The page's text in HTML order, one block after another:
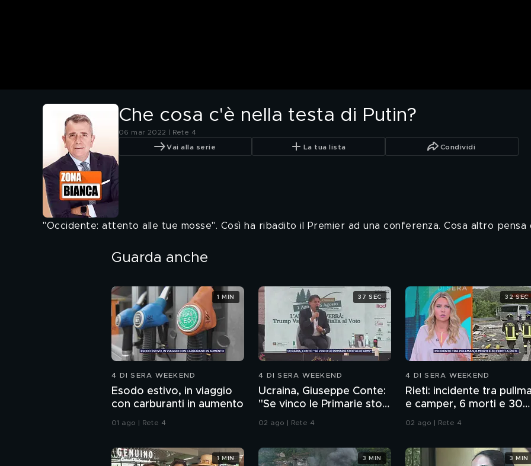
Che cosa c'è nella testa di Putin?
06 mar 2022 | Rete 4
Vai alla serie La tua lista Condividi
"Occidente: attento alle tue mosse". Così ha ribadito il Premier ad una conferenza. Cosa altro pensa
Guarda anche
4 DI SERA WEEKEND
Esodo estivo, in viaggio
con carburanti in aumento
01 ago | Rete 4
1 MIN
4 DI SERA WEEKEND
Ucraina, Giuseppe Conte:
"Se vinco le Primarie stop
alle armi"
02 ago | Rete 4
37 SEC
4 DI SERA WEEKEND
Rieti: incidente tra
e camper, 6 morti e 30
02 ago | Rete 4
32 SEC
1 MIN 3 MIN 3 MIN